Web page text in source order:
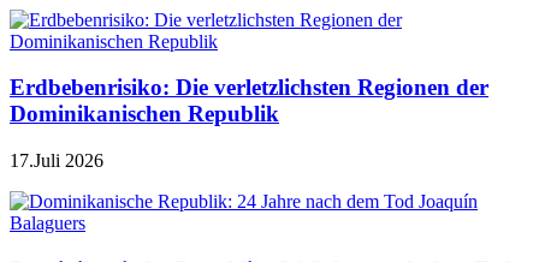
Erdbebenrisiko: Die verletzlichsten Regionen der
Dominikanischen Republik
17.Juli 2026